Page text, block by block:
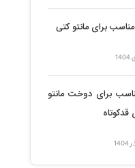
برای مانتو کتی
برای دوخت مانتو